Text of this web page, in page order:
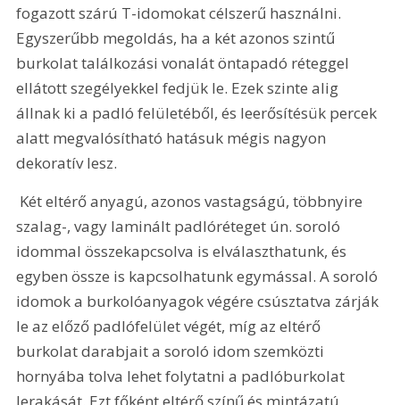
fogazott szárú T-idomokat célszerű használni.
Egyszerűbb megoldás, ha a két azonos szintű
burkolat találkozási vonalát öntapadó réteggel
ellátott szegélyekkel fedjük le. Ezek szinte alig
állnak ki a padló felületéből, és leerősítésük percek
alatt megvalósítható hatásuk mégis nagyon
dekoratív lesz.
szalag-, vagy laminált padlóréteget ún. soroló
idommal összekapcsolva is elválaszthatunk, és
egyben össze is kapcsolhatunk egymással. A soroló
idomok a burkolóanyagok végére csúsztatva zárják
le az előző padlófelület végét, míg az eltérő
burkolat darabjait a soroló idom szemközti
hornyába tolva lehet folytatni a padlóburkolat